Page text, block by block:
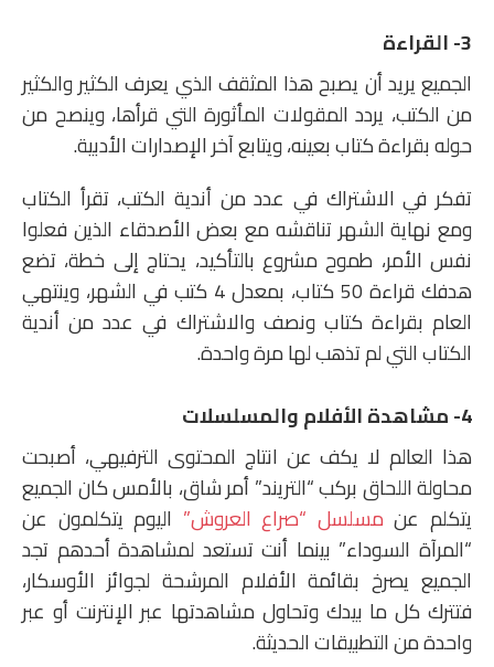
3- القراءة
الجميع يريد أن يصبح هذا المثقف الذي يعرف الكثير والكثير
من الكتب، يردد المقولات المأثورة التي قرأها، وينصح من
حوله بقراءة كتاب بعينه، ويتابع آخر الإصدارات الأدبية.
تفكر في الاشتراك في عدد من أندية الكتب، تقرأ الكتاب
ومع نهاية الشهر تناقشه مع بعض الأصدقاء الذين فعلوا
نفس الأمر، طموح مشروع بالتأكيد، يحتاج إلى خطة، تضع
هدفك قراءة 50 كتاب، بمعدل 4 كتب في الشهر، وينتهي
العام بقراءة كتاب ونصف والاشتراك في عدد من أندية
الكتاب التي لم تذهب لها مرة واحدة.
4- مشاهدة الأفلام والمسلسلات
هذا العالم لا يكف عن انتاج المحتوى الترفيهي، أصبحت
محاولة اللحاق بركب “التريند” أمر شاق، بالأمس كان الجميع
يتكلم عن مسلسل “صراع العروش” اليوم يتكلمون عن
“المرآة السوداء” بينما أنت تستعد لمشاهدة أحدهم تجد
الجميع يصرخ بقائمة الأفلام المرشحة لجوائز الأوسكار،
فتترك كل ما بيدك وتحاول مشاهدتها عبر الإنترنت أو عبر
واحدة من التطبيقات الحديثة.